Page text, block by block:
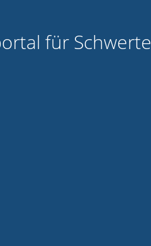
für Schwerte